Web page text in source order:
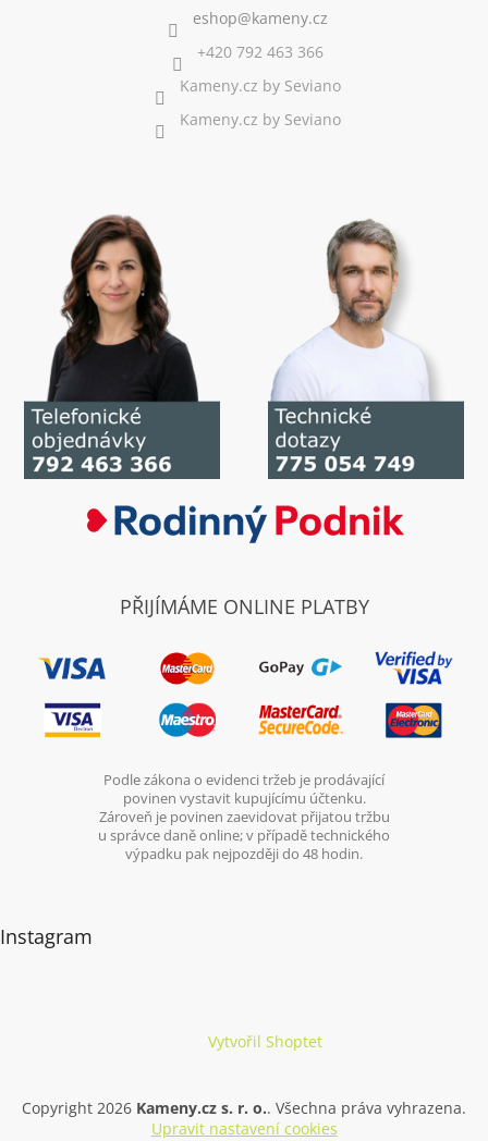
+420 792 463 366
Kameny.cz by Seviano
Kameny.cz by Seviano
PŘIJÍMÁME ONLINE PLATBY
Podle zákona o evidenci tržeb je prodávající
povinen vystavit kupujícímu účtenku.
Zároveň je povinen zaevidovat přijatou tržbu
u správce daně online; v případě technického
výpadku pak nejpozději do 48 hodin.
Instagram
Vytvořil Shoptet
Copyright 2026 Kameny.cz s. r. o.. Všechna práva vyhrazena.
Upravit nastavení cookies